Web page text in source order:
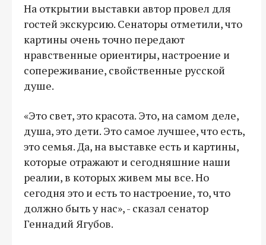
На открытии выставки автор провел для
гостей экскурсию. Сенаторы отметили, что
картины очень точно передают
нравственные ориентиры, настроение и
сопереживание, свойственные русской
душе.
«Это свет, это красота. Это, на самом деле,
душа, это дети. Это самое лучшее, что есть,
это семья. Да, на выставке есть и картины,
которые отражают и сегодняшние наши
реалии, в которых живем мы все. Но
сегодня это и есть то настроение, то, что
должно быть у нас», - сказал сенатор
Геннадий Ягубов.